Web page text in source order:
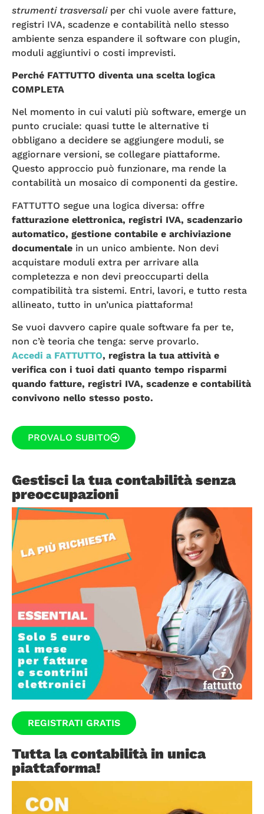
strumenti trasversaliper chi vuole avere fatture,
registri IVA, scadenze e contabilità nello stesso
ambiente senza espandere il software con plugin,
moduli aggiuntivi o costi imprevisti.
Perché FATTUTTO diventa una scelta logica
COMPLETA
Nel momento in cui valuti più software, emerge un
punto cruciale: quasi tutte le alternative ti
obbligano a decidere se aggiungere moduli, se
aggiornare versioni, se collegare piattaforme.
Questo approccio può funzionare, ma rende la
contabilità un mosaico di componenti da gestire.
FATTUTTO segue una logica diversa: offre
fatturazione elettronica, registri IVA, scadenzario
automatico, gestione contabile e archiviazione
documentale in un unico ambiente. Non devi
acquistare moduli extra per arrivare alla
completezza e non devi preoccuparti della
compatibilità tra sistemi. Entri, lavori, e tutto resta
allineato, tutto in un’unica piattaforma!
Se vuoi davvero capire quale software fa per te,
non c’è teoria che tenga: serve provarlo.
Accedi a FATTUTTO, registra la tua attività e
verifica con i tuoi dati quanto tempo risparmi
quando fatture, registri IVA, scadenze e contabilità
convivono nello stesso posto.
PROVALO SUBITO
Gestisci la tua contabilità senza
preoccupazioni
REGISTRATI GRATIS
Tutta la contabilità in unica
piattaforma!